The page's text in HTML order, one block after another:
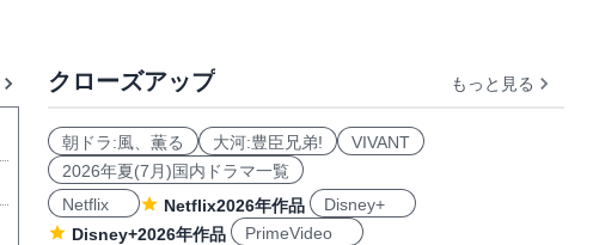
クローズアップ もっと見る
朝ドラ:風、薫る 大河:豊臣兄弟!
VIVANT
2026年夏(7月)国内ドラマ一覧
Netflix
Netflix2026年作品
Disney+
Disney+2026年作品
PrimeVideo